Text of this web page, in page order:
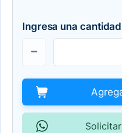
Ingresa una